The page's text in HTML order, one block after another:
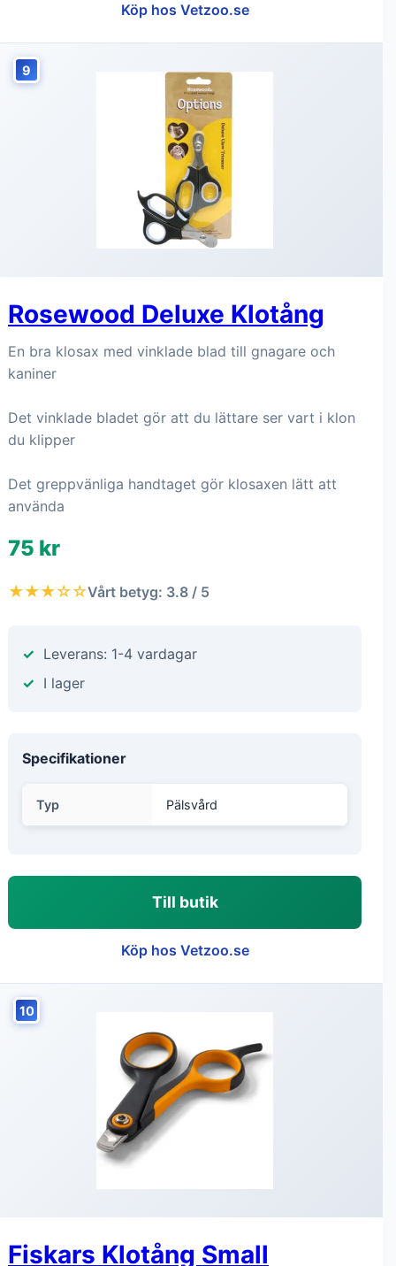
Köp hos Vetzoo.se
9
Rosewood Deluxe Klotång
En bra klosax med vinklade blad till gnagare och
kaniner
Det vinklade bladet gör att du lättare ser vart i klon
du klipper
Det greppvänliga handtaget gör klosaxen lätt att
använda
75 kr
★★★☆☆Vårt betyg: 3.8 / 5
Leverans: 1-4 vardagar
I lager
Specifikationer
Typ Pälsvård
Till butik
Köp hos Vetzoo.se
10
Fiskars Klotång Small